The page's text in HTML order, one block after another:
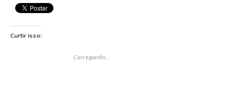
Curtir isso:
Carregando...